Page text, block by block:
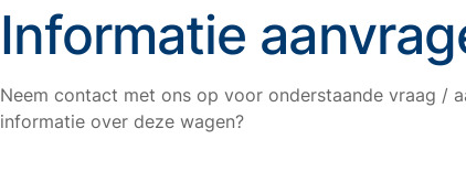
Informatie
Neem contact met ons op voor onderstaande vraag /
informatie over deze wagen?